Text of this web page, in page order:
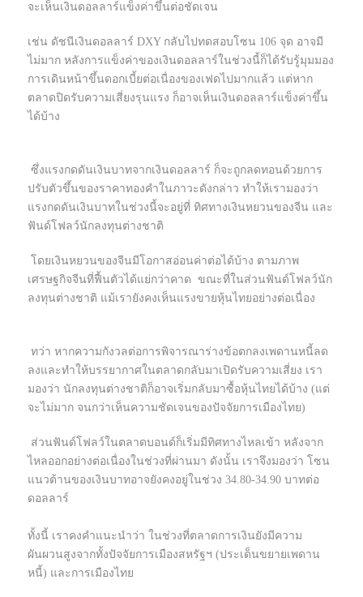
จะเห็นเงินดอลลาร์แข็งค่าขึ้นต่อชัดเจน
เช่น ดัชนีเงินดอลลาร์ DXY กลับไปทดสอบโซน 106 จุด อาจมี
ไม่มาก หลังการแข็งค่าของเงินดอลลาร์ในช่วงนี้ก็ได้รับรู้มุมมอง
การเดินหน้าขึ้นดอกเบี้ยต่อเนื่องของเฟดไปมากแล้ว แต่หาก
ตลาดปิดรับความเสี่ยงรุนแรง ก็อาจเห็นเงินดอลลาร์แข็งค่าขึ้น
ได้บ้าง
ซึ่งแรงกดดันเงินบาทจากเงินดอลลาร์ ก็จะถูกลดทอนด้วยการ
ปรับตัวขึ้นของราคาทองคำในภาวะดังกล่าว ทำให้เรามองว่า
แรงกดดันเงินบาทในช่วงนี้จะอยู่ที่ ทิศทางเงินหยวนของจีน และ
ฟันด์โฟลว์นักลงทุนต่างชาติ
โดยเงินหยวนของจีนมีโอกาสอ่อนค่าต่อได้บ้าง ตามภาพ
เศรษฐกิจจีนที่ฟื้นตัวได้แย่กว่าคาด ขณะที่ในส่วนฟันด์โฟลว์นัก
ลงทุนต่างชาติ แม้เรายังคงเห็นแรงขายหุ้นไทยอย่างต่อเนื่อง
ทว่า หากความกังวลต่อการพิจารณาร่างข้อตกลงเพดานหนี้ลด
ลงและทำให้บรรยากาศในตลาดกลับมาเปิดรับความเสี่ยง เรา
มองว่า นักลงทุนต่างชาติก็อาจเริ่มกลับมาซื้อหุ้นไทยได้บ้าง (แต่
จะไม่มาก จนกว่าเห็นความชัดเจนของปัจจัยการเมืองไทย)
ส่วนฟันด์โฟลว์ในตลาดบอนด์ก็เริ่มมีทิศทางไหลเข้า หลังจาก
ไหลออกอย่างต่อเนื่องในช่วงที่ผ่านมา ดังนั้น เราจึงมองว่า โซน
แนวต้านของเงินบาทอาจยังคงอยู่ในช่วง 34.80-34.90 บาทต่อ
ดอลลาร์
ทั้งนี้ เราคงคำแนะนำว่า ในช่วงที่ตลาดการเงินยังมีความ
ผันผวนสูงจากทั้งปัจจัยการเมืองสหรัฐฯ (ประเด็นขยายเพดาน
หนี้) และการเมืองไทย